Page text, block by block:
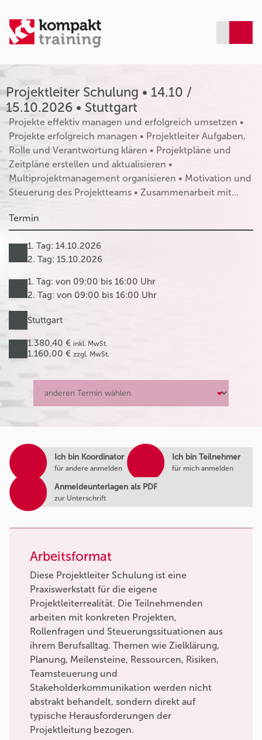
Projektleiter Schulung • 14.10 /
15.10.2026 • Stuttgart
Projekte effektiv managen und erfolgreich umsetzen •
Projekte erfolgreich managen • Projektleiter Aufgaben,
Rolle und Verantwortung klären • Projektpläne und
Zeitpläne erstellen und aktualisieren •
Multiprojektmanagement organisieren • Motivation und
Steuerung des Projektteams • Zusammenarbeit mit...
Termin
1. Tag: 14.10.2026
2. Tag: 15.10.2026
1. Tag: von 09:00 bis 16:00 Uhr
2. Tag: von 09:00 bis 16:00 Uhr
Stuttgart
1.380,40 € inkl. MwSt.
1.160,00 € zzgl. MwSt.
Arbeitsformat
Diese Projektleiter Schulung ist eine
Praxiswerkstatt für die eigene
Projektleiterrealität. Die Teilnehmenden
arbeiten mit konkreten Projekten,
Rollenfragen und Steuerungssituationen aus
ihrem Berufsalltag. Themen wie Zielklärung,
Planung, Meilensteine, Ressourcen, Risiken,
Teamsteuerung und
Stakeholderkommunikation werden nicht
abstrakt behandelt, sondern direkt auf
typische Herausforderungen der
Projektleitung bezogen.
Ich bin Koordinator
für andere anmelden
Ich bin Teilnehmer
für mich anmelden
Anmeldeunterlagen als PDF
zur Unterschrift